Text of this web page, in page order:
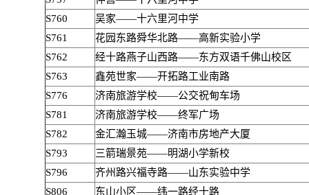
S760
吴家——十六里河中学
S761
花园东路舜华北路——高新实验小学
S762
经十路燕子山西路——东方双语千佛山校区
S763
鑫苑世家——开拓路工业南路
S776
济南旅游学校——公交祝甸车场
S781
济南旅游学校——终军广场
S782
金汇瀚玉城——济南市房地产大厦
S793
三箭瑞景苑——明湖小学新校
S796
齐州路兴福寺路——山东实验中学
S806
东山小区——纬一路经十路